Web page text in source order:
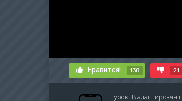
Нравится! 138 21
ТурокТВ адаптирован